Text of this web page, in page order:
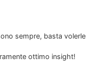
sempre, basta volerle
ottimo insight!